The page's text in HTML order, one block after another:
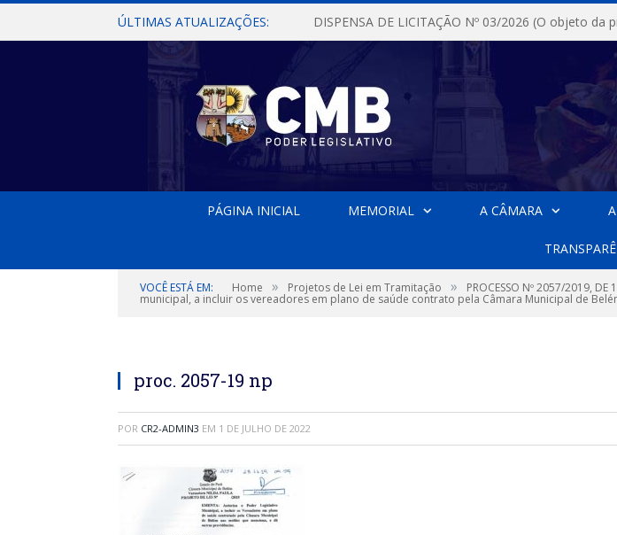
ÚLTIMAS ATUALIZAÇÕES:
PÁGINA INICIAL MEMORIAL A CÂMARA
VOCÊ ESTÁ EM: Home » Projetos de Lei em Tramitação » PROCESSO Nº 2057/2019,
municipal, a incluir os vereadores em plano de saúde contrato pela Câmara Municipal de
proc. 2057-19 np
POR CR2-ADMIN3 EM 1 DE JULHO DE 2022